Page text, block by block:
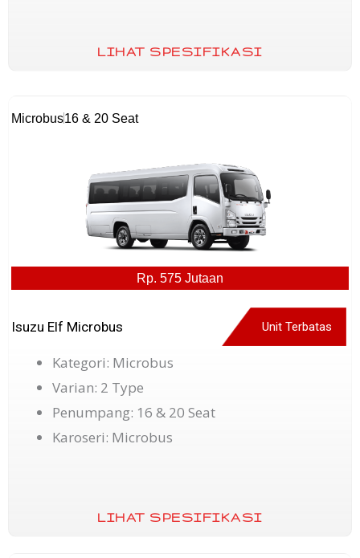
LIHAT SPESIFIKASI
Microbus16 & 20 Seat
Rp. 575 Jutaan
Isuzu Elf Microbus Unit Terbatas
Kategori: Microbus
Varian: 2 Type
Penumpang: 16 & 20 Seat
Karoseri: Microbus
LIHAT SPESIFIKASI